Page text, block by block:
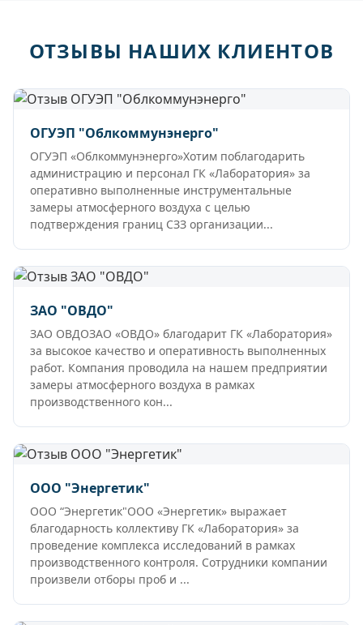
ОТЗЫВЫ НАШИХ КЛИЕНТОВ
ОГУЭП "Облкоммунэнерго"
ОГУЭП «Облкоммунэнерго»Хотим поблагодарить
администрацию и персонал ГК «Лаборатория» за
оперативно выполненные инструментальные
замеры атмосферного воздуха с целью
подтверждения границ СЗЗ организации...
ЗАО "ОВДО"
ЗАО ОВДОЗАО «ОВДО» благодарит ГК «Лаборатория»
за высокое качество и оперативность выполненных
работ. Компания проводила на нашем предприятии
замеры атмосферного воздуха в рамках
производственного кон...
ООО "Энергетик"
ООО “Энергетик"ООО «Энергетик» выражает
благодарность коллективу ГК «Лаборатория» за
проведение комплекса исследований в рамках
производственного контроля. Сотрудники компании
произвели отборы проб и ...